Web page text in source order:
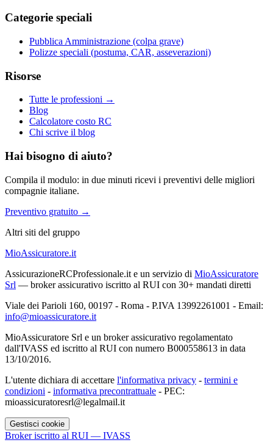
Categorie speciali
Pubblica Amministrazione (colpa grave)
Polizze speciali (postuma, CAR, asseverazioni)
Risorse
Tutte le professioni →
Blog
Calcolatore costo RC
Chi scrive il blog
Hai bisogno di aiuto?
Compila il modulo: in due minuti ricevi i preventivi delle migliori
compagnie italiane.
Preventivo gratuito →
Altri siti del gruppo
MioAssicuratore.it
AssicurazioneRCProfessionale.it e un servizio di MioAssicuratore
Srl — broker assicurativo iscritto al RUI con 30+ mandati diretti
Viale dei Parioli 160, 00197 - Roma - P.IVA 13992261001 - Email:
info@mioassicuratore.it
MioAssicuratore Srl e un broker assicurativo regolamentato
dall'IVASS ed iscritto al RUI con numero B000558613 in data
13/10/2016.
L'utente dichiara di accettare l'informativa privacy - termini e
condizioni - informativa precontrattuale - PEC:
mioassicuratoresrl@legalmail.it
Gestisci cookie
Broker iscritto al RUI — IVASS